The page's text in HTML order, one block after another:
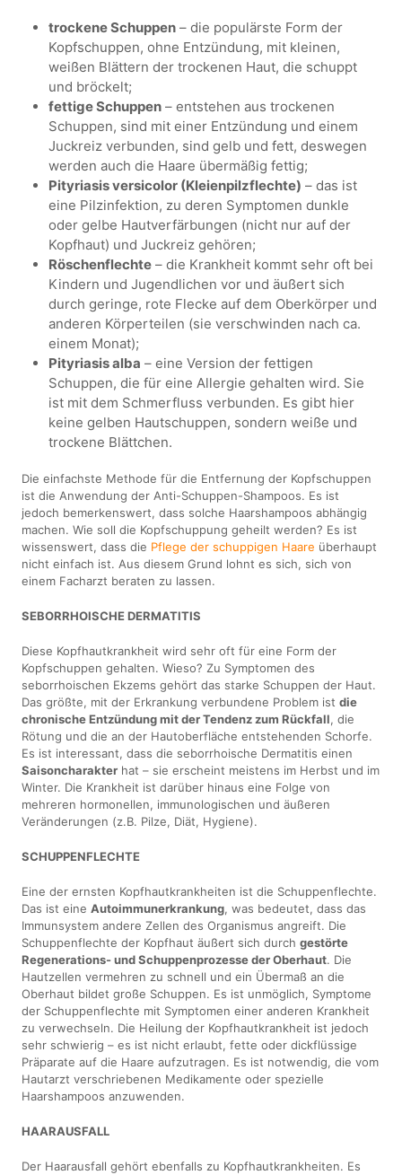
trockene Schuppen – die populärste Form der
Kopfschuppen, ohne Entzündung, mit kleinen,
weißen Blättern der trockenen Haut, die schuppt
und bröckelt;
fettige Schuppen – entstehen aus trockenen
Schuppen, sind mit einer Entzündung und einem
Juckreiz verbunden, sind gelb und fett, deswegen
werden auch die Haare übermäßig fettig;
Pityriasis versicolor (Kleienpilzflechte) – das ist
eine Pilzinfektion, zu deren Symptomen dunkle
oder gelbe Hautverfärbungen (nicht nur auf der
Kopfhaut) und Juckreiz gehören;
Röschenflechte – die Krankheit kommt sehr oft bei
Kindern und Jugendlichen vor und äußert sich
durch geringe, rote Flecke auf dem Oberkörper und
anderen Körperteilen (sie verschwinden nach ca.
einem Monat);
Pityriasis alba – eine Version der fettigen
Schuppen, die für eine Allergie gehalten wird. Sie
ist mit dem Schmerfluss verbunden. Es gibt hier
keine gelben Hautschuppen, sondern weiße und
trockene Blättchen.
Die einfachste Methode für die Entfernung der Kopfschuppen
ist die Anwendung der Anti-Schuppen-Shampoos. Es ist
jedoch bemerkenswert, dass solche Haarshampoos abhängig
machen. Wie soll die Kopfschuppung geheilt werden? Es ist
wissenswert, dass die Pflege der schuppigen Haare überhaupt
nicht einfach ist. Aus diesem Grund lohnt es sich, sich von
einem Facharzt beraten zu lassen.
SEBORRHOISCHE DERMATITIS
Diese Kopfhautkrankheit wird sehr oft für eine Form der
Kopfschuppen gehalten. Wieso? Zu Symptomen des
seborrhoischen Ekzems gehört das starke Schuppen der Haut.
Das größte, mit der Erkrankung verbundene Problem istdie
chronische Entzündung mit der Tendenz zum Rückfall, die
Rötung und die an der Hautoberfläche entstehenden Schorfe.
Es ist interessant, dass die seborrhoische Dermatitis einen
Saisoncharakter hat – sie erscheint meistens im Herbst und im
Winter. Die Krankheit ist darüber hinaus eine Folge von
mehreren hormonellen, immunologischen und äußeren
Veränderungen (z.B. Pilze, Diät, Hygiene).
SCHUPPENFLECHTE
Eine der ernsten Kopfhautkrankheiten ist die Schuppenflechte.
Das ist eineAutoimmunerkrankung, was bedeutet, dass das
Immunsystem andere Zellen des Organismus angreift. Die
Schuppenflechte der Kopfhaut äußert sich durchgestörte
Regenerations- und Schuppenprozesse der Oberhaut. Die
Hautzellen vermehren zu schnell und ein Übermaß an die
Oberhaut bildet große Schuppen. Es ist unmöglich, Symptome
der Schuppenflechte mit Symptomen einer anderen Krankheit
zu verwechseln. Die Heilung der Kopfhautkrankheit ist jedoch
sehr schwierig – es ist nicht erlaubt, fette oder dickflüssige
Präparate auf die Haare aufzutragen. Es ist notwendig, die vom
Hautarzt verschriebenen Medikamente oder spezielle
Haarshampoos anzuwenden.
HAARAUSFALL
Der Haarausfall gehört ebenfalls zu Kopfhautkrankheiten. Es